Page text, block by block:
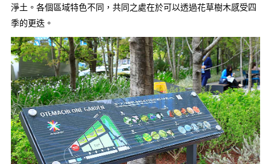
淨土。各個區域特色不同，共同之處在於可以透過花草樹木感受四
季的更迭。